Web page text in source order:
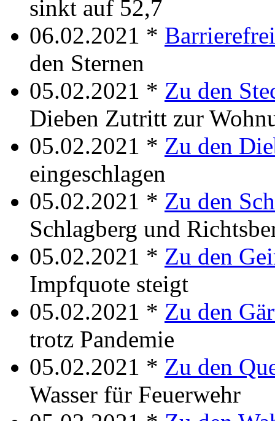
sinkt auf 52,7
06.02.2021 *
den Sternen
05.02.2021 * Zu den
Dieben Zutritt zur
05.02.2021 * Zu den
eingeschlagen
05.02.2021 * Zu den
Schlagberg und
05.02.2021 * Zu den
Impfquote steigt
05.02.2021 * Zu den
trotz Pandemie
05.02.2021 * Zu den
Wasser für Feuerwehr